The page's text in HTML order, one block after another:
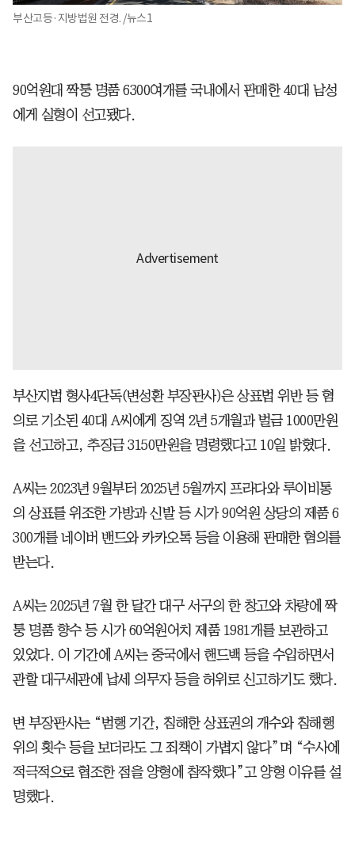
부산고등·지방법원 전경. /뉴스1
90억원대 짝퉁 명품 6300여개를 국내에서 판매한 40대 남성
에게 실형이 선고됐다.
부산지법 형사4단독(변성환 부장판사)은 상표법 위반 등 혐
의로 기소된 40대 A씨에게 징역 2년 5개월과 벌금 1000만원
을 선고하고, 추징금 3150만원을 명령했다고 10일 밝혔다.
A씨는 2023년 9월부터 2025년 5월까지 프라다와 루이비통
의 상표를 위조한 가방과 신발 등 시가 90억원 상당의 제품 6
300개를 네이버 밴드와 카카오톡 등을 이용해 판매한 혐의를
받는다.
A씨는 2025년 7월 한 달간 대구 서구의 한 창고와 차량에 짝
퉁 명품 향수 등 시가 60억원어치 제품 1981개를 보관하고
있었다. 이 기간에 A씨는 중국에서 핸드백 등을 수입하면서
관할 대구세관에 납세 의무자 등을 허위로 신고하기도 했다.
변 부장판사는 “범행 기간, 침해한 상표권의 개수와 침해행
위의 횟수 등을 보더라도 그 죄책이 가볍지 않다”며 “수사에
적극적으로 협조한 점을 양형에 참작했다”고 양형 이유를 설
명했다.